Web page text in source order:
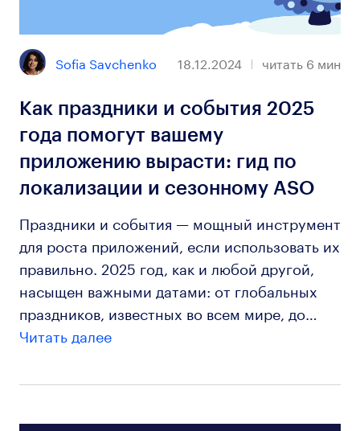
Sofia Savchenko 18.12.2024 читать 6 мин
Как праздники и события 2025
года помогут вашему
приложению вырасти: гид по
локализации и сезонному ASO
Праздники и события — мощный инструмент
для роста приложений, если использовать их
правильно. 2025 год, как и любой другой,
насыщен важными датами: от глобальных
праздников, известных во всем мире, до…
Читать далее